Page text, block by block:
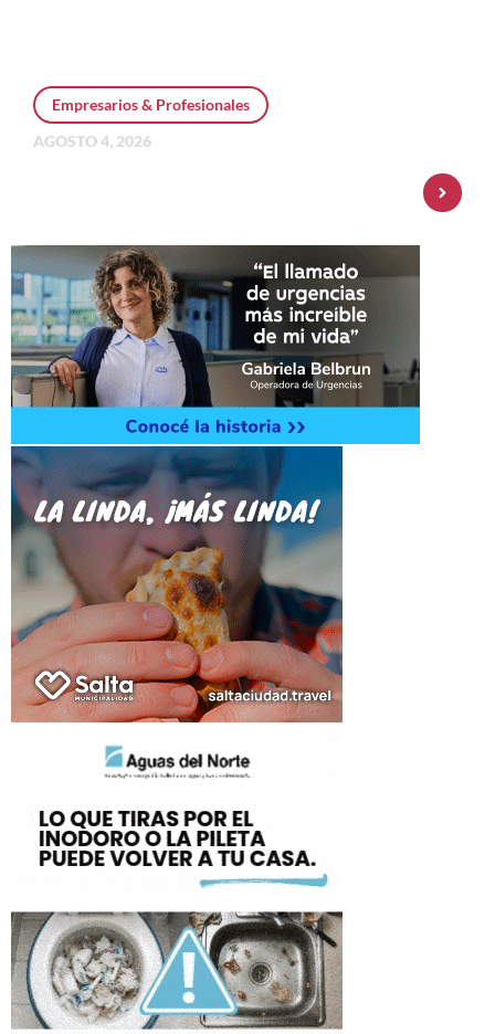
Empresarios & Profesionales
AGOSTO 4, 2026